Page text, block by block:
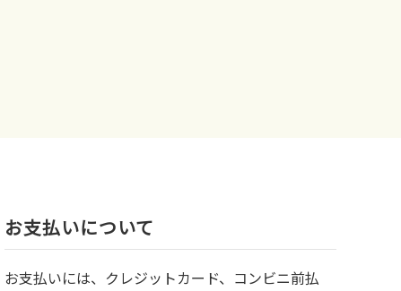
お⽀払いについて
お⽀払いには、クレジットカード、コンビニ前払